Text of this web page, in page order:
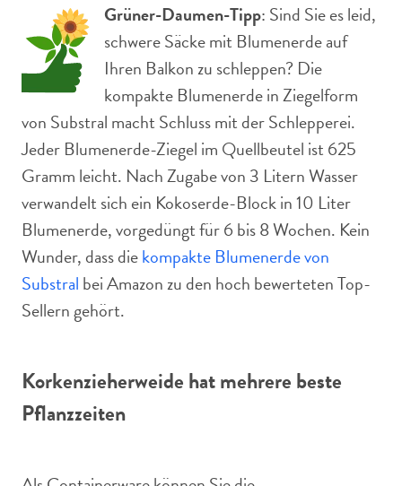
Grüner-Daumen-Tipp: Sind Sie es leid,
schwere Säcke mit Blumenerde auf
Ihren Balkon zu schleppen? Die
kompakte Blumenerde in Ziegelform
von Substral macht Schluss mit der Schlepperei.
Jeder Blumenerde-Ziegel im Quellbeutel ist 625
Gramm leicht. Nach Zugabe von 3 Litern Wasser
verwandelt sich ein Kokoserde-Block in 10 Liter
Blumenerde, vorgedüngt für 6 bis 8 Wochen. Kein
Wunder, dass diekompakte Blumenerde von
Substral bei Amazon zu den hoch bewerteten Top-
Sellern gehört.
Korkenzieherweide hat mehrere beste
Pflanzzeiten